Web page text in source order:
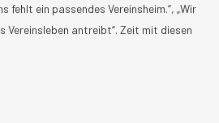
ein passendes Vereinsheim.“, „Wir
Vereinsleben antreibt“. Zeit mit diesen